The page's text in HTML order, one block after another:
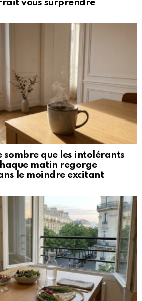
vous surprendre
sombre que les intolérants
matin regorge
le moindre excitant